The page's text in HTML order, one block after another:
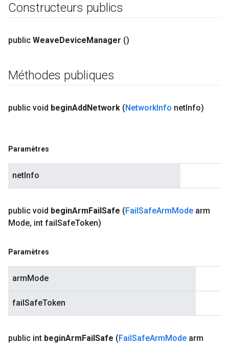
Constructeurs publics
public WeaveDeviceManager ()
Méthodes publiques
public void beginAddNetwork (NetworkInfo netInfo)
Paramètres
netInfo
public void beginArmFailSafe (FailSafeArmMode arm
Mode, int failSafeToken)
Paramètres
armMode
failSafeToken
public int beginArmFailSafe (FailSafeArmMode arm